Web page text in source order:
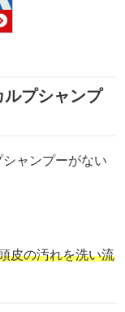
ルプシャンプ
ャンプーがない
皮の汚れを洗い流